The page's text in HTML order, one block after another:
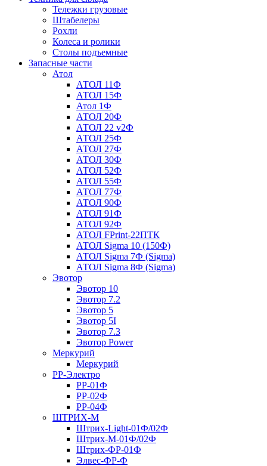
Тележки грузовые
Штабелеры
Рохли
Колеса и ролики
Столы подъемные
Запасные части
Атол
АТОЛ 11Ф
АТОЛ 15Ф
Атол 1Ф
АТОЛ 20Ф
АТОЛ 22 v2Ф
АТОЛ 25Ф
АТОЛ 27Ф
АТОЛ 30Ф
АТОЛ 52Ф
АТОЛ 55Ф
АТОЛ 77Ф
АТОЛ 90Ф
АТОЛ 91Ф
АТОЛ 92Ф
АТОЛ FPrint-22ПТК
АТОЛ Sigma 10 (150Ф)
АТОЛ Sigma 7Ф (Sigma)
АТОЛ Sigma 8Ф (Sigma)
Эвотор
Эвотор 10
Эвотор 7.2
Эвотор 5
Эвотор 5I
Эвотор 7.3
Эвотор Power
Меркурий
Меркурий
РР-Электро
РР-01Ф
РР-02Ф
РР-04Ф
ШТРИХ-М
Штрих-Light-01Ф/02Ф
Штрих-М-01Ф/02Ф
Штрих-ФР-01Ф
Элвес-ФР-Ф